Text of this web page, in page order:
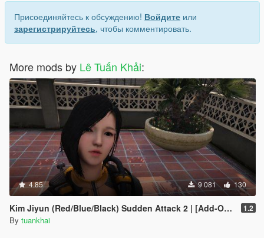
Присоединяйтесь к обсуждению! Войдите или
зарегистрируйтесь, чтобы комментировать.
More mods by Lê Tuấn Khải:
4.85 9 081 130
Kim Jiyun (Red/Blue/Black) Sudden Attack 2 | [Add-On / Replace PED] 1.2
By tuankhai